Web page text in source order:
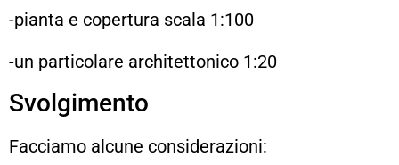
-pianta e copertura scala 1:100
-un particolare architettonico 1:20
Svolgimento
Facciamo alcune considerazioni: